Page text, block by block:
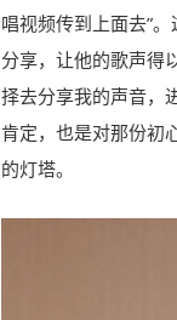
唱视频传到上面去”
分享，让他的歌声得
择去分享我的声音，
肯定，也是对那份初
的灯塔。